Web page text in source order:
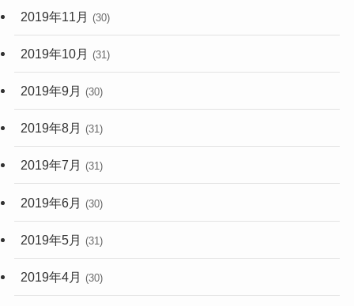
2019年11月 (30)
2019年10月 (31)
2019年9月 (30)
2019年8月 (31)
2019年7月 (31)
2019年6月 (30)
2019年5月 (31)
2019年4月 (30)